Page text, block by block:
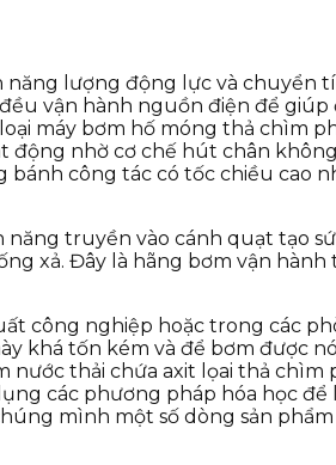
lượng động lực và chuyển
vận hành nguồn điện để
máy bơm hố móng thả chìm
nhờ cơ chế hút chân
công tác có tốc chiều cao
truyền vào cánh quạt tạo
xả. Đây là hãng bơm vận
công nghiệp hoặc trong các
khá tốn kém và để bơm được
thải chứa axit lọai thả chìm
các phương pháp hóa học
mình một số dòng sản